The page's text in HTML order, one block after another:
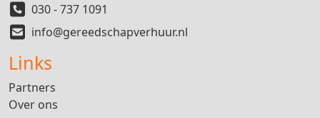
030 - 737 1091
info@gereedschapverhuur.nl
Links
Partners
Over ons